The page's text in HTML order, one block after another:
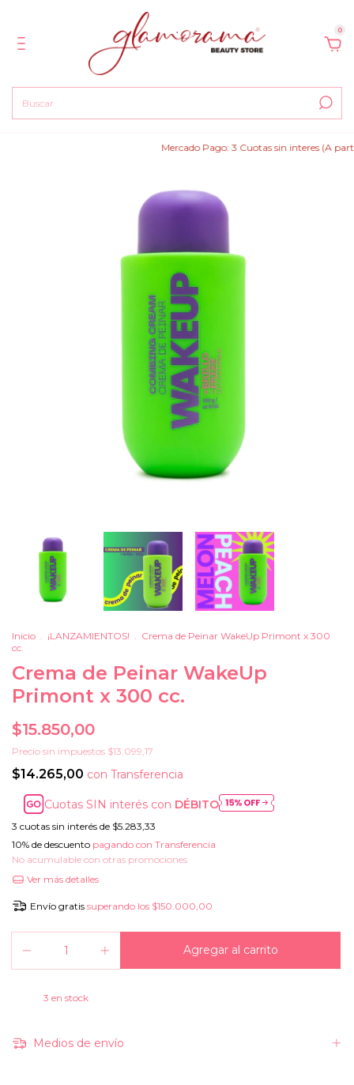
0
Mercado Pago: 3 Cuotas sin interes (A partir de
Inicio . ¡LANZAMIENTOS! . Crema de Peinar WakeUp Primont x 300
cc.
Crema de Peinar WakeUp
Primont x 300 cc.
$15.850,00
Precio sin impuestos $13.099,17
$14.265,00 con Transferencia
Cuotas SIN interés con DÉBITO
3 cuotas sin interés de $5.283,33
10% de descuento pagando con Transferencia
No acumulable con otras promociones
Ver más detalles
Envío gratis superando los $150.000,00
3 en stock
Medios de envío